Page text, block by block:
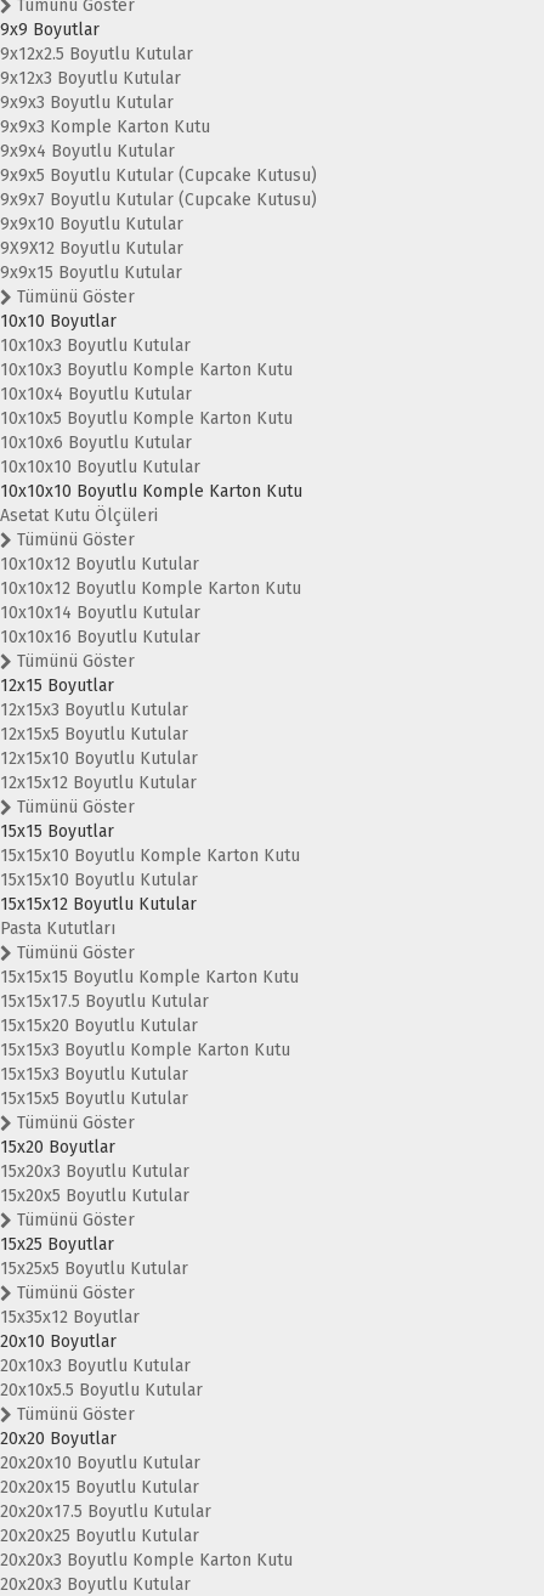
Tümünü Göster
9x9 Boyutlar
9x12x2.5 Boyutlu Kutular
9x12x3 Boyutlu Kutular
9x9x3 Boyutlu Kutular
9x9x3 Komple Karton Kutu
9x9x4 Boyutlu Kutular
9x9x5 Boyutlu Kutular (Cupcake Kutusu)
9x9x7 Boyutlu Kutular (Cupcake Kutusu)
9x9x10 Boyutlu Kutular
9X9X12 Boyutlu Kutular
9x9x15 Boyutlu Kutular
Tümünü Göster
10x10 Boyutlar
10x10x3 Boyutlu Kutular
10x10x3 Boyutlu Komple Karton Kutu
10x10x4 Boyutlu Kutular
10x10x5 Boyutlu Komple Karton Kutu
10x10x6 Boyutlu Kutular
10x10x10 Boyutlu Kutular
10x10x10 Boyutlu Komple Karton Kutu
Asetat Kutu Ölçüleri
Tümünü Göster
10x10x12 Boyutlu Kutular
10x10x12 Boyutlu Komple Karton Kutu
10x10x14 Boyutlu Kutular
10x10x16 Boyutlu Kutular
Tümünü Göster
12x15 Boyutlar
12x15x3 Boyutlu Kutular
12x15x5 Boyutlu Kutular
12x15x10 Boyutlu Kutular
12x15x12 Boyutlu Kutular
Tümünü Göster
15x15 Boyutlar
15x15x10 Boyutlu Komple Karton Kutu
15x15x10 Boyutlu Kutular
15x15x12 Boyutlu Kutular
Pasta Kututları
Tümünü Göster
15x15x15 Boyutlu Komple Karton Kutu
15x15x17.5 Boyutlu Kutular
15x15x20 Boyutlu Kutular
15x15x3 Boyutlu Komple Karton Kutu
15x15x3 Boyutlu Kutular
15x15x5 Boyutlu Kutular
Tümünü Göster
15x20 Boyutlar
15x20x3 Boyutlu Kutular
15x20x5 Boyutlu Kutular
Tümünü Göster
15x25 Boyutlar
15x25x5 Boyutlu Kutular
Tümünü Göster
15x35x12 Boyutlar
20x10 Boyutlar
20x10x3 Boyutlu Kutular
20x10x5.5 Boyutlu Kutular
Tümünü Göster
20x20 Boyutlar
20x20x10 Boyutlu Kutular
20x20x15 Boyutlu Kutular
20x20x17.5 Boyutlu Kutular
20x20x25 Boyutlu Kutular
20x20x3 Boyutlu Komple Karton Kutu
20x20x3 Boyutlu Kutular